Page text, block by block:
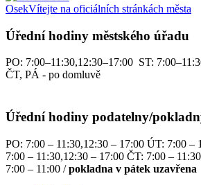
OsekVítejte na oficiálních stránkách města
Úřední hodiny městského úřadu
PO: 7:00–11:30,12:30–17:00 ST:
ČT, PÁ - po domluvě
Úřední hodiny podatelny/
PO: 7:00 – 11:30,12:30 – 17:00 ÚT: 7:00 –
7:00 – 11:30,12:30 – 17:00 ČT: 7:00 –
7:00 – 11:00 /pokladna v pátek uzavřena